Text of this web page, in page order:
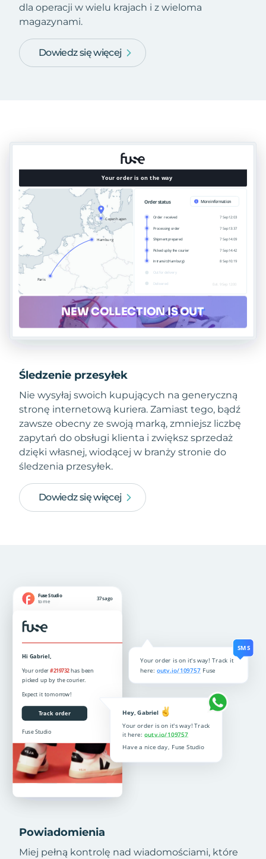
dla operacji w wielu krajach i z wieloma
magazynami.
Dowiedz się więcej
Śledzenie przesyłek
Nie wysyłaj swoich kupujących na generyczną
stronę internetową kuriera. Zamiast tego, bądź
zawsze obecny ze swoją marką, zmniejsz liczbę
zapytań do obsługi klienta i zwiększ sprzedaż
dzięki własnej, wiodącej w branży stronie do
śledzenia przesyłek.
Dowiedz się więcej
Powiadomienia
Miej pełną kontrolę nad wiadomościami, które